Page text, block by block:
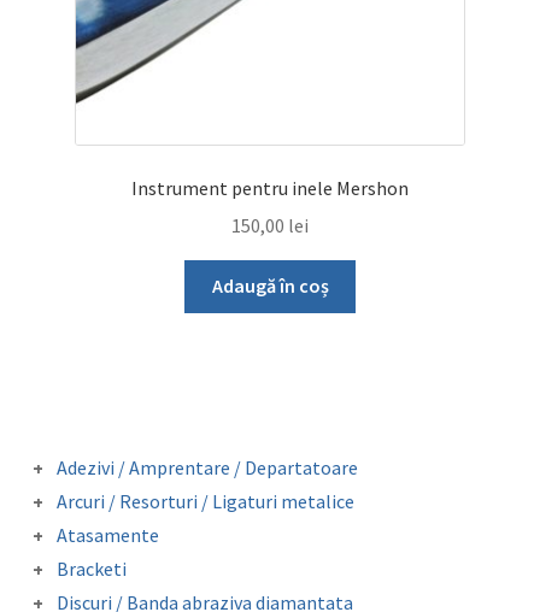
Adezivi / Amprentare / Departatoare
Adezivi bracketi
Adezivi inel molar
Amprentare
Departatoare
Arcuri / Resorturi / Ligaturi metalice
Arcuri preformate fizionomice
Arcuri preformate metalice
Fire otel drepte
Ligaturi metalice preformate
Atasamente
Butoni colabili
Carlige crimpabile
Contentie
Bracketi
Bracketi autoligaturanti
Discuri / Banda abraziva diamantata
Instrument pentru inele Mershon
150,00 lei
Adaugă în coș